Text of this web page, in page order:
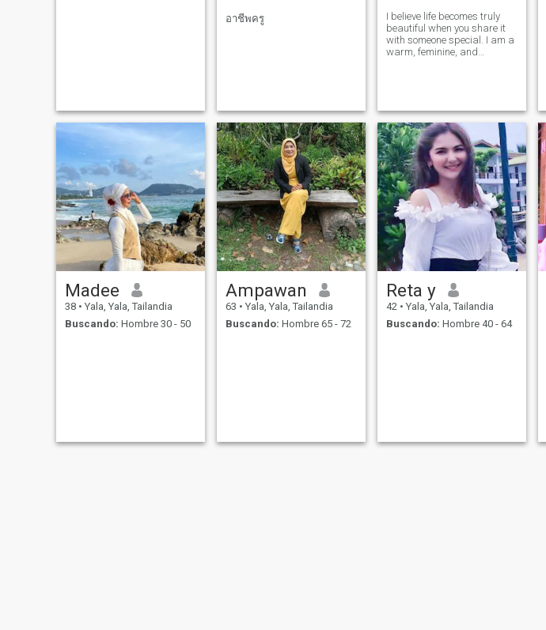
อาชีพครู
I believe life becomes truly
beautiful when you share it
with someone special. I am a
warm, feminine, and
atmosphere at home, and to
bring po
Madee
38 • Yala, Yala, Tailandia
Buscando: Hombre 30 - 50
Ampawan
63 • Yala, Yala, Tailandia
Buscando: Hombre 65 - 72
Reta y
42 • Yala, Yala, Tailandia
Buscando: Hombre 40 - 64